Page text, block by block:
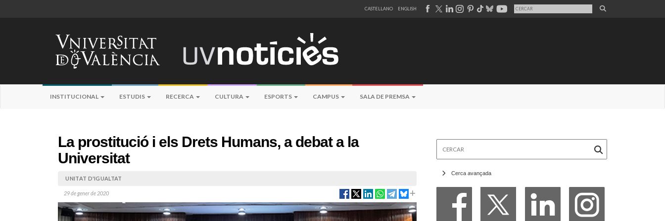
CASTELLANO ENGLISH
INSTITUCIONAL ESTUDIS RECERCA CULTURA ESPORTS CAMPUS SALA DE PREMSA
La prostitució i els Drets Humans, a debat a la
Universitat
UNITAT D'IGUALTAT
29 de gener de 2020
Cerca avançada